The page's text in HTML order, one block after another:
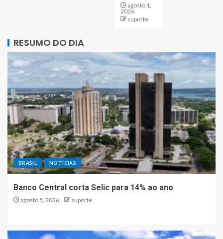
agosto 1,
2026
suporte
RESUMO DO DIA
BRASIL NOTÍCIAS
Banco Central corta Selic para 14% ao ano
agosto 5, 2026 suporte